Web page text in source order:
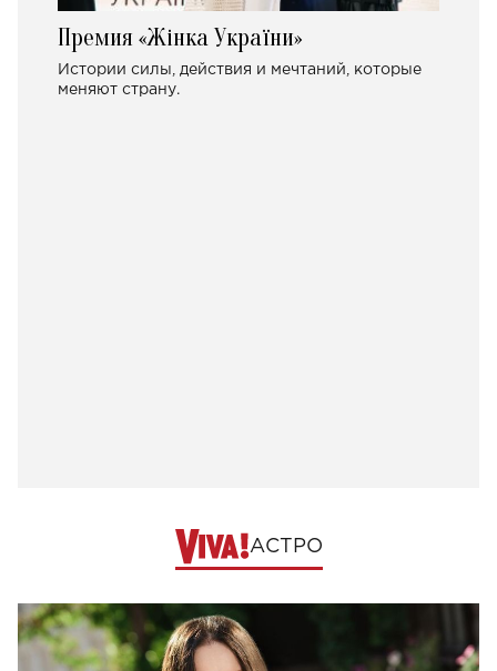
Премия «Жінка України»
Истории силы, действия и мечтаний, которые
меняют страну.
АСТРО